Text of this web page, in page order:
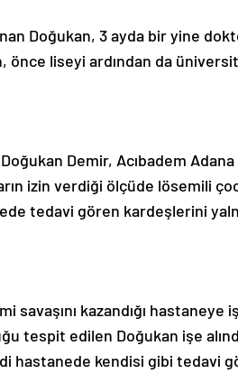
Doğukan, 3 ayda bir yine
önce liseyi ardından da
Demir, Acıbadem Adana
izin verdiği ölçüde lösemili
tedavi gören kardeşlerini
kazandığı hastaneye
tespit edilen Doğukan işe
hastanede kendisi gibi tedavi